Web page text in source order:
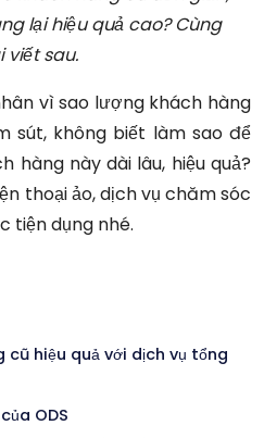
lại hiệu quả cao? Cùng
viết sau.
vì sao lượng khách hàng
sút, không biết làm sao để
hàng này dài lâu, hiệu quả?
thoại ảo, dịch vụ chăm sóc
tiện dụng nhé.
hiệu quả với dịch vụ tổng
ODS